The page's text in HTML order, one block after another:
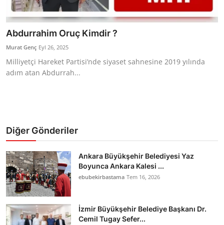
Sivil Toplum Kuruluşları
Kamu Kurumları ve Üst Kurullar
Abdurrahim Oruç Kimdir ?
Murat Genç Eyl 26, 2025
Milliyetçi Hareket Partisi’nde siyaset sahnesine 2019 yılında
adım atan Abdurrah...
Diğer Gönderiler
Ankara Büyükşehir Belediyesi Yaz
Boyunca Ankara Kalesi ...
ebubekirbastama Tem 16, 2026
İzmir Büyükşehir Belediye Başkanı Dr.
Cemil Tugay Sefer...